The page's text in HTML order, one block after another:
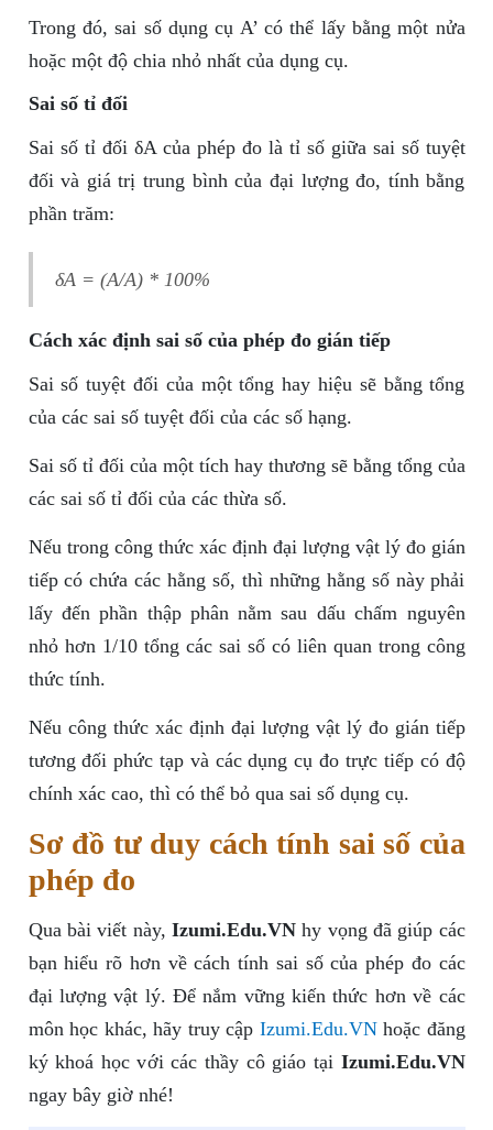
Trong đó, sai số dụng cụ A’ có thể lấy bằng một nửa
hoặc một độ chia nhỏ nhất của dụng cụ.
Sai số tỉ đối
Sai số tỉ đối δA của phép đo là tỉ số giữa sai số tuyệt
đối và giá trị trung bình của đại lượng đo, tính bằng
phần trăm:
δA = (A/A) * 100%
Cách xác định sai số của phép đo gián tiếp
Sai số tuyệt đối của một tổng hay hiệu sẽ bằng tổng
của các sai số tuyệt đối của các số hạng.
Sai số tỉ đối của một tích hay thương sẽ bằng tổng của
các sai số tỉ đối của các thừa số.
Nếu trong công thức xác định đại lượng vật lý đo gián
tiếp có chứa các hằng số, thì những hằng số này phải
lấy đến phần thập phân nằm sau dấu chấm nguyên
nhỏ hơn 1/10 tổng các sai số có liên quan trong công
thức tính.
Nếu công thức xác định đại lượng vật lý đo gián tiếp
tương đối phức tạp và các dụng cụ đo trực tiếp có độ
chính xác cao, thì có thể bỏ qua sai số dụng cụ.
Sơ đồ tư duy cách tính sai số của
phép đo
Qua bài viết này, Izumi.Edu.VNhy vọng đã giúp các
bạn hiểu rõ hơn về cách tính sai số của phép đo các
đại lượng vật lý. Để nắm vững kiến thức hơn về các
môn học khác, hãy truy cập Izumi.Edu.VNhoặc đăng
ký khoá học với các thầy cô giáo tại Izumi.Edu.VN
ngay bây giờ nhé!